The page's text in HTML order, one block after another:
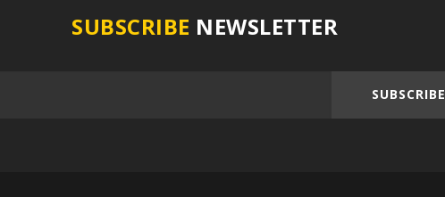
SUBSCRIBE NEWSLETTER
SUBSCRIBE